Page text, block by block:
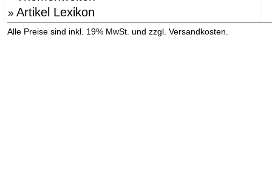
» Artikel Lexikon
Alle Preise sind inkl. 19% MwSt. und zzgl. Versandkosten.